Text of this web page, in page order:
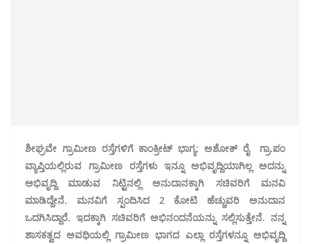
ಶೀಘ್ರವೇ ಗ್ರಾಮೀಣ ರಸ್ತೆಗಳಿಗೆ ಕಾಂಕ್ರೀಟ್ ಭಾಗ್ಯ: ಅಶೋಕ್ ರೈಗ್ರಾ.ಪಂ
ವ್ಯಾಪ್ತಿಯಲ್ಲಿರುವ ಗ್ರಾಮೀಣ ರಸ್ತೆಗಳು ಇನ್ನೂ ಅಭಿವೃದ್ದಿಯಾಗಿಲ್ಲ ಅದನ್ನು
ಅಭಿವೃದ್ದಿ ಮಾಡುವ ನಿಟ್ಟಿನಲ್ಲಿ ಅನುದಾನಕ್ಕಾಗಿ ಸಚಿವರಿಗೆ ಮನವಿ
ಮಾಡಿದ್ದೇನೆ. ಮನವಿಗೆ ಸ್ಪಂದಿಸಿದ 2 ಕೋಟಿ ಹೆಚ್ಚುವರಿ ಅನುದಾನ
ಒದಗಿಸಿದ್ದಾರೆ. ಇದಕ್ಕಾಗಿ ಸಚಿವರಿಗೆ ಅಭಿನಂದನೆಯನ್ನು ಸಲ್ಲಿಸುತ್ತೇನೆ. ನನ್ನ
ಶಾಸಕತ್ವದ ಅವಧಿಯಲ್ಲಿ ಗ್ರಾಮೀಣ ಭಾಗದ ಎಲ್ಲಾ ರಸ್ತೆಗಳನ್ನೂ ಅಭಿವೃದ್ದಿ